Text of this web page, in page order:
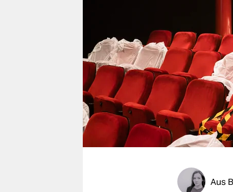
veranstaltungen
shop
fragen & hilfe
unterstützen
genossenschaft
Aus